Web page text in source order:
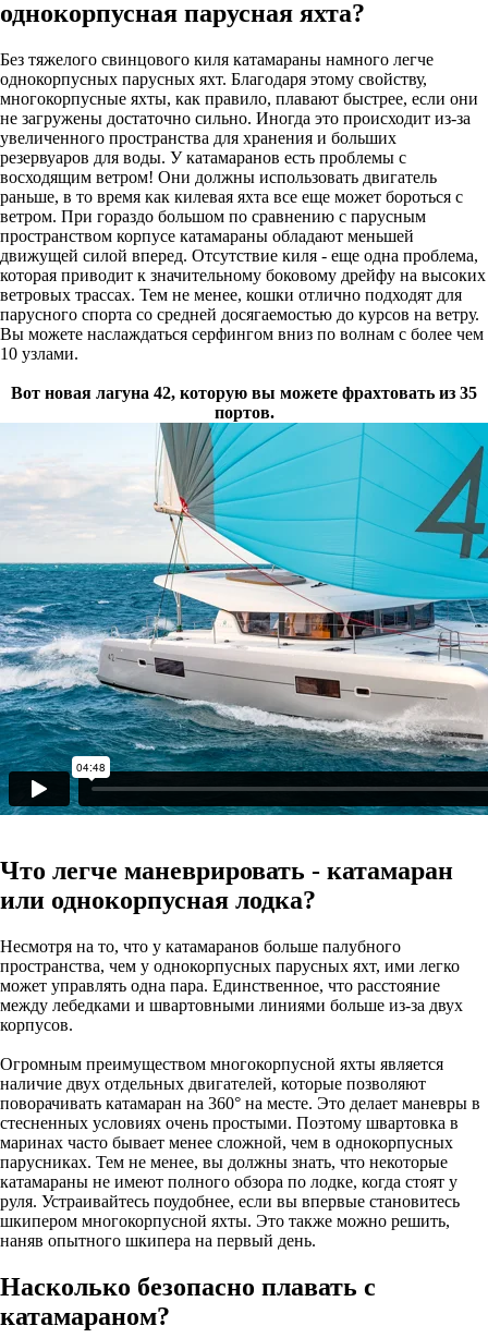
однокорпусная парусная яхта?
Без тяжелого свинцового киля катамараны намного легче
однокорпусных парусных яхт. Благодаря этому свойству,
многокорпусные яхты, как правило, плавают быстрее, если они
не загружены достаточно сильно. Иногда это происходит из-за
увеличенного пространства для хранения и больших
резервуаров для воды. У катамаранов есть проблемы с
восходящим ветром! Они должны использовать двигатель
раньше, в то время как килевая яхта все еще может бороться с
ветром. При гораздо большом по сравнению с парусным
пространством корпусе катамараны обладают меньшей
движущей силой вперед. Отсутствие киля - еще одна проблема,
которая приводит к значительному боковому дрейфу на высоких
ветровых трассах. Тем не менее, кошки отлично подходят для
парусного спорта со средней досягаемостью до курсов на ветру.
Вы можете наслаждаться серфингом вниз по волнам с более чем
10 узлами.
Вот новая лагуна 42, которую вы можете фрахтовать из 35
портов.
Что легче маневрировать - катамаран
или однокорпусная лодка?
Несмотря на то, что у катамаранов больше палубного
пространства, чем у однокорпусных парусных яхт, ими легко
может управлять одна пара. Единственное, что расстояние
между лебедками и швартовными линиями больше из-за двух
корпусов.
Огромным преимуществом многокорпусной яхты является
наличие двух отдельных двигателей, которые позволяют
поворачивать катамаран на 360° на месте. Это делает маневры в
стесненных условиях очень простыми. Поэтому швартовка в
маринах часто бывает менее сложной, чем в однокорпусных
парусниках. Тем не менее, вы должны знать, что некоторые
катамараны не имеют полного обзора по лодке, когда стоят у
руля. Устраивайтесь поудобнее, если вы впервые становитесь
шкипером многокорпусной яхты. Это также можно решить,
наняв опытного шкипера на первый день.
Насколько безопасно плавать с
катамараном?